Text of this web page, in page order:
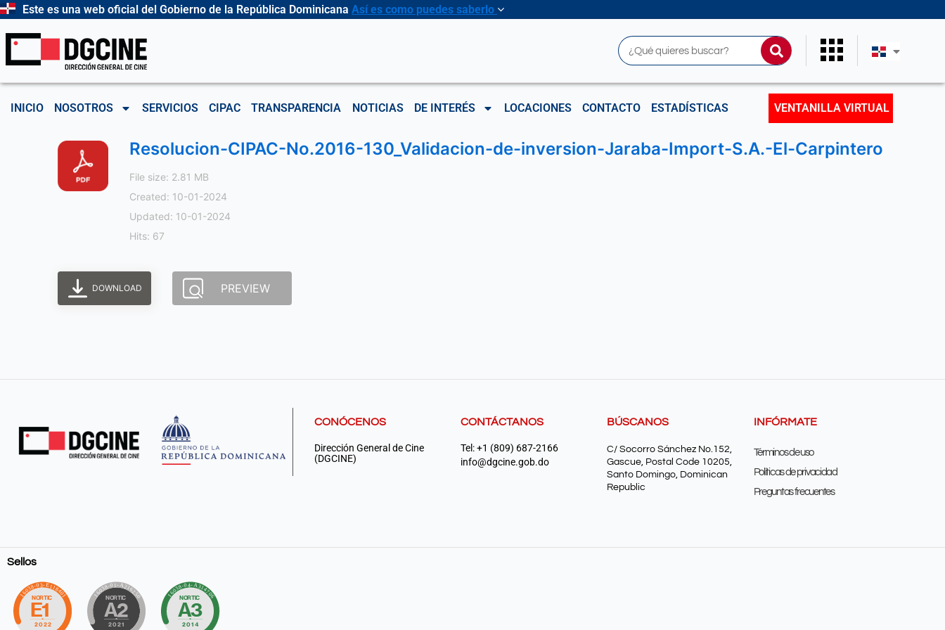
Ir
contenido
Este es una web oficial del Gobierno de la República Dominicana Así es como puedes saberlo
Buscar
INICIO NOSOTROS SERVICIOS CIPAC TRANSPARENCIA NOTICIAS DE INTERÉS LOCACIONES CONTACTO ESTADÍSTICAS VENTANILLA VIRTUAL
Resolucion-CIPAC-No.2016-130_Validacion-de-inversion-Jaraba-Import-S.A.-El-Carpintero
File size: 2.81 MB
Created: 10-01-2024
Updated: 10-01-2024
Hits: 67
DOWNLOAD PREVIEW
CONÓCENOS
Dirección General de Cine
(DGCINE)
CONTÁCTANOS
Tel: +1 (809) 687-2166
info@dgcine.gob.do
BÚSCANOS
C/ Socorro Sánchez No.152,
Gascue, Postal Code 10205,
Santo Domingo, Dominican
Republic
INFÓRMATE
Términos de uso
Políticas de privacidad
Preguntas frecuentes
Sellos